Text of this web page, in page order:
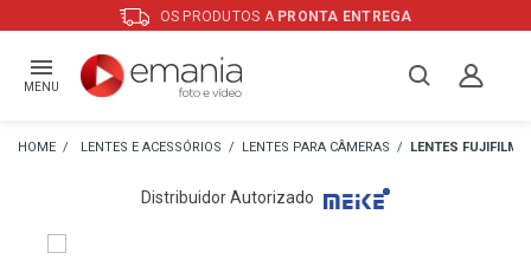
OS PRODUTOS A PRONTA ENTREGA
MENU
LENTES E ACESSÓRIOS LENTES PARA CÂMERAS LENTES FUJIFILM
Distribuidor Autorizado